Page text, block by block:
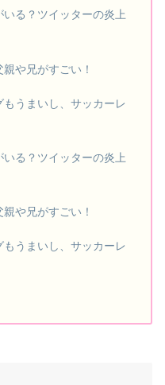
る？ツイッターの炎上
や兄がすごい！
うまいし、サッカーレ
る？ツイッターの炎上
や兄がすごい！
うまいし、サッカーレ